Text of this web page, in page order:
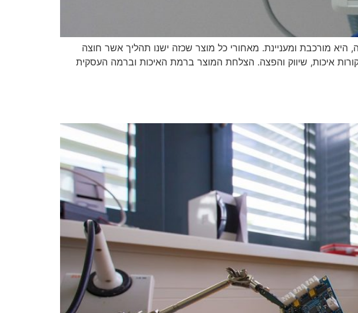
מורכבת ומעניינת. מאחורי כל מוצר שכזה ישנו תהליך אשר חוצה
איכות, שיווק והפצה. הצלחת המוצר ברמת האיכות וברמה העסקית